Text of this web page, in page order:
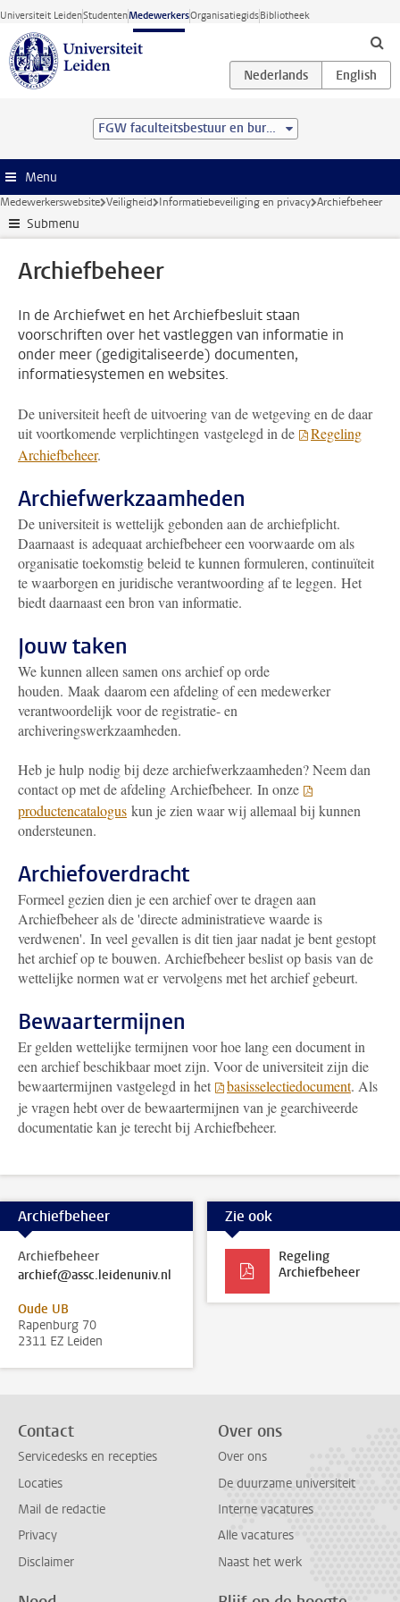
Ga direct naar de inhoud
Universiteit LeidenStudentenMedewerkersOrganisatiegidsBibliotheek
FGW faculteitsbestuur en bureau
Menu
Medewerkerswebsite Veiligheid Informatiebeveiliging en privacy Archiefbeheer
Submenu
Archiefbeheer
In de Archiefwet en het Archiefbesluit staan
voorschriften over het vastleggen van informatie in
onder meer (gedigitaliseerde) documenten,
informatiesystemen en websites.
De universiteit heeft de uitvoering van de wetgeving en de daar
uit voortkomende verplichtingen vastgelegd in de
Regeling
Archiefbeheer.
Archiefwerkzaamheden
De universiteit is wettelijk gebonden aan de archiefplicht.
Daarnaast is adequaat archiefbeheer een voorwaarde om als
organisatie toekomstig beleid te kunnen formuleren, continuïteit
te waarborgen en juridische verantwoording af te leggen. Het
biedt daarnaast een bron van informatie.
Jouw taken
We kunnen alleen samen ons archief op orde
houden. Maak daarom een afdeling of een medewerker
verantwoordelijk voor de registratie- en
archiveringswerkzaamheden.
Heb je hulp nodig bij deze archiefwerkzaamheden? Neem dan
contact op met de afdeling Archiefbeheer. In onze
productencatalogus kun je zien waar wij allemaal bij kunnen
ondersteunen.
Archiefoverdracht
Formeel gezien dien je een archief over te dragen aan
Archiefbeheer als de 'directe administratieve waarde is
verdwenen'. In veel gevallen is dit tien jaar nadat je bent gestopt
het archief op te bouwen. Archiefbeheer beslist op basis van de
wettelijke normen wat er vervolgens met het archief gebeurt.
Bewaartermijnen
Er gelden wettelijke termijnen voor hoe lang een document in
een archief beschikbaar moet zijn. Voor de universiteit zijn die
bewaartermijnen vastgelegd in het
basisselectiedocument. Als
je vragen hebt over de bewaartermijnen van je gearchiveerde
documentatie kan je terecht bij Archiefbeheer.
Archiefbeheer
Archiefbeheer
archief@assc.leidenuniv.nl
Oude UB
Rapenburg 70
2311 EZ Leiden
Zie ook
Regeling
Archiefbeheer
Contact
Servicedesks en recepties
Locaties
Mail de redactie
Privacy
Disclaimer
Over ons
Over ons
De duurzame universiteit
Interne vacatures
Alle vacatures
Naast het werk